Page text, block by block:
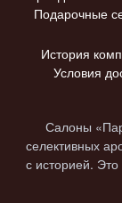
Подарочные
История
Условия
Салоны
селективных
с историей.